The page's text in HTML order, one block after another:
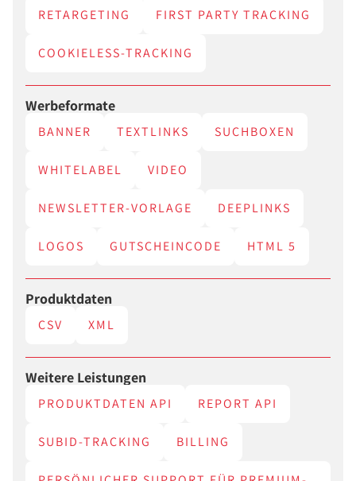
RETARGETING FIRST PARTY TRACKING
COOKIELESS-TRACKING
Werbeformate
BANNER TEXTLINKS SUCHBOXEN
WHITELABEL VIDEO
NEWSLETTER-VORLAGE DEEPLINKS
LOGOS GUTSCHEINCODE HTML 5
Produktdaten
CSV XML
Weitere Leistungen
PRODUKTDATEN API REPORT API
SUBID-TRACKING BILLING